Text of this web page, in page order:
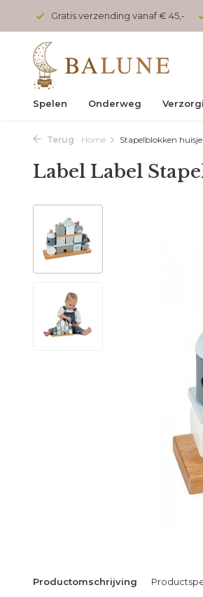
Gratis verzending vanaf € 45,-
Spelen Onderweg
Terug Home Stapelblokken
Label Label
Productomschrijving